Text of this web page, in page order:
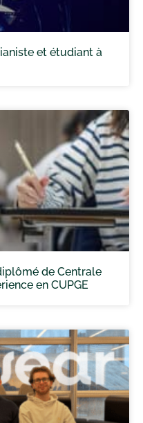
et étudiant à
de Centrale
en CUPGE